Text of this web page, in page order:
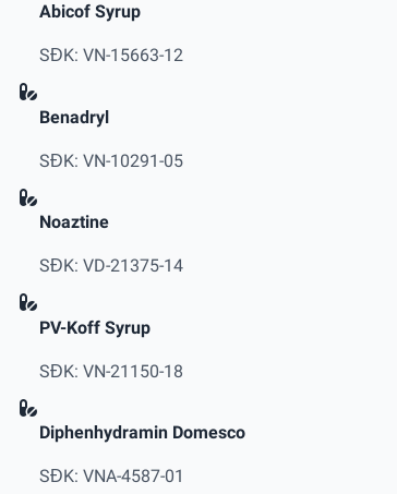
Abicof Syrup
SĐK: VN-15663-12
Benadryl
SĐK: VN-10291-05
Noaztine
SĐK: VD-21375-14
PV-Koff Syrup
SĐK: VN-21150-18
Diphenhydramin Domesco
SĐK: VNA-4587-01